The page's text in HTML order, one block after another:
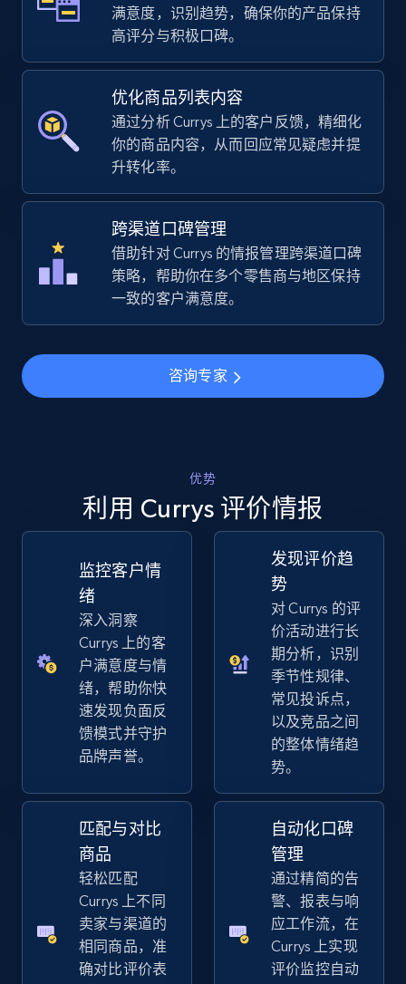
URL, Title, Available, Description, Currency, Initial
price, Final price, Discount percent, and more.
TikTok Shop - category
URL, Title, Available, Description, Currency, Initial
668+ 立即开始
TikTok Shop - Collect TikTok shop products
by keywords search
URL, Title, Available, Description, Currency, Initial
TikTok Shop - discover records by shop url
URL, Title, Available, Description, Currency, Initial
price, Final price, Discount percent, and more.
5.4K+ 668+ 立即开始
Amazon sellers info
Seller id, URL, Seller name, Description, Detailed
info, Stars, Feedbacks, Return policy, and more.
2.5K+ 立即开始
eBay
URL, Product id, Title, Seller name, Seller rating,
满意度，识别趋势，确保你的产品保持
高评分与积极口碑。
优化商品列表内容
通过分析 Currys 上的客户反馈，精细化
你的商品内容，从而回应常见疑虑并提
升转化率。
跨渠道口碑管理
借助针对 Currys 的情报管理跨渠道口碑
策略，帮助你在多个零售商与地区保持
一致的客户满意度。
咨询专家
优势
利用 Currys 评价情报
监控客户情
绪
深入洞察
Currys 上的客
户满意度与情
绪，帮助你快
速发现负面反
馈模式并守护
品牌声誉。
发现评价趋
势
对 Currys 的评
价活动进行长
期分析，识别
季节性规律、
常见投诉点，
以及竞品之间
的整体情绪趋
势。
匹配与对比
商品
轻松匹配
Currys 上不同
卖家与渠道的
相同商品，准
确对比评价表
自动化口碑
管理
通过精简的告
警、报表与响
应工作流，在
Currys 上实现
评价监控自动